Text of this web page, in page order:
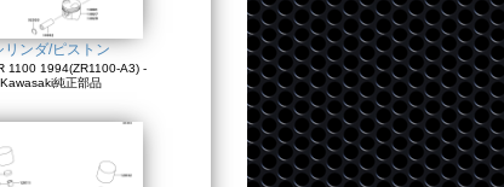
リンダ/ピストン
1100 1994(ZR1100-A3) -
Kawasaki純正部品